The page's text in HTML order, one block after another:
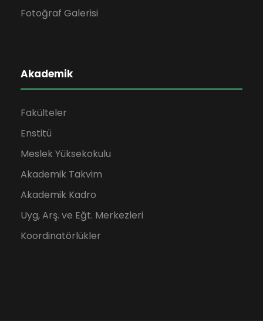
Fotoğraf Galerisi
Akademik
Fakülteler
Enstitü
Meslek Yüksekokulu
Akademik Takvim
Akademik Kadro
Uyg, Arş. ve Eğt. Merkezleri
Koordinatörlükler